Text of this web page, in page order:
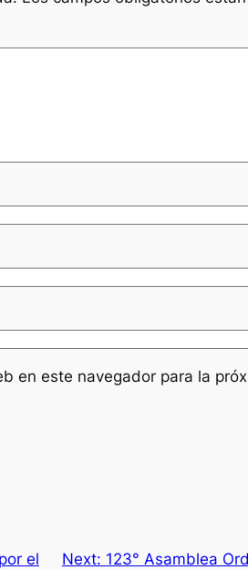
en este navegador para la
el
Next: 123° Asamblea